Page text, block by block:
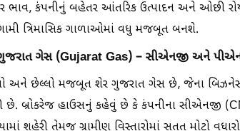
ભાવ, કંપનીનું બહેતર આંતરિક ઉત્પાદન અને ઓછી
ત્રિમાસિક ગાળાઓમાં વધુ મજબૂત બનશે.
ગેસ (Gujarat Gas) – સીએનજી અને
અને છેલ્લો મજબૂત શેર ગુજરાત ગેસ છે, જેના બિઝનેસ
છે. બ્રોકરેજ હાઉસનું કહેવું છે કે કંપનીના સીએનજી
શહેરી તેમજ ગ્રામીણ વિસ્તારોમાં સતત મોટો